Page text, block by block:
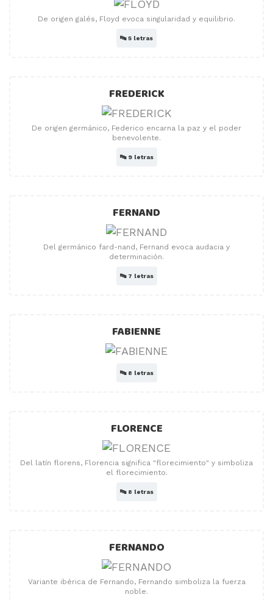
De origen galés, Floyd evoca singularidad y equilibrio.
🔤5 letras
FREDERICK
De origen germánico, Federico encarna la paz y el poder
benevolente.
🔤 9 letras
FERNAND
Del germánico fard-nand, Fernand evoca audacia y
determinación.
🔤 7 letras
FABIENNE
🔤 8 letras
FLORENCE
Del latín florens, Florencia significa "florecimiento" y simboliza
el florecimiento.
🔤 8 letras
FERNANDO
Variante ibérica de Fernando, Fernando simboliza la fuerza
noble.